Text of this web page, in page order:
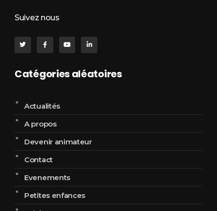
Suivez nous
Catégories aléatoires
Actualités
A propos
Devenir animateur
Contact
Evenements
Petites enfances